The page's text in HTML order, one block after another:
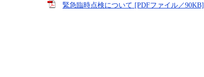
緊急臨時点検について [PDFファイル／90KB]